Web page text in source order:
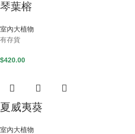
琴葉榕
室內大植物
有存貨
$420.00
夏威夷葵
室內大植物